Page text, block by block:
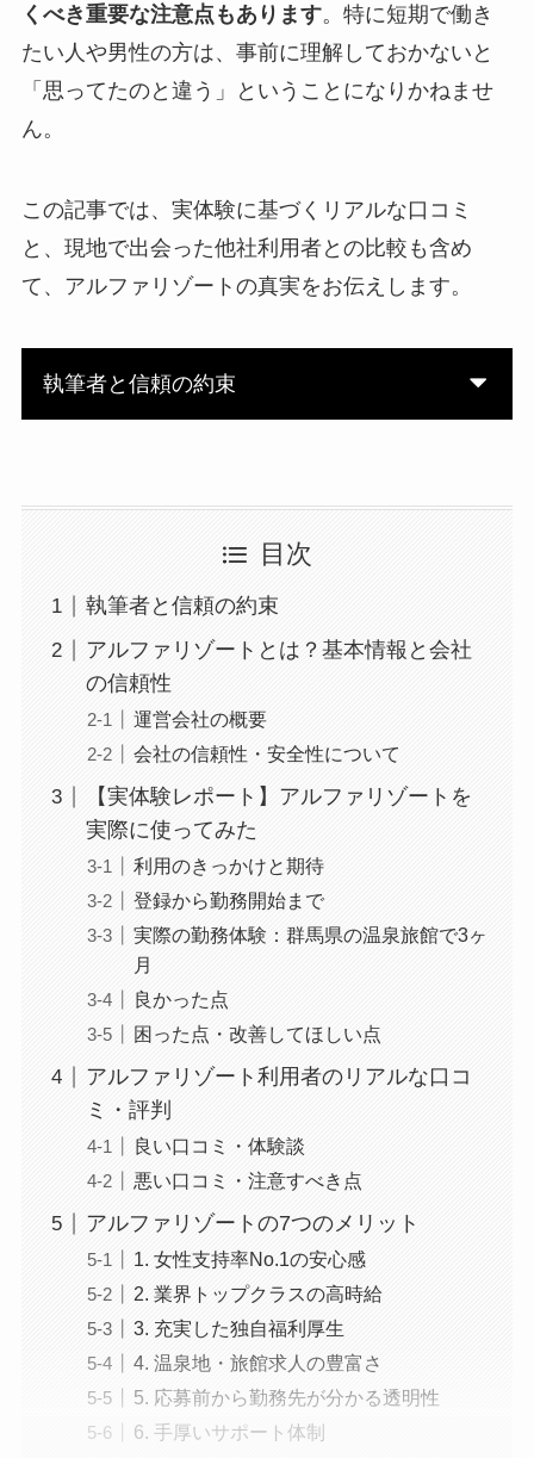
くべき重要な注意点もあります。特に短期で働き
たい人や男性の方は、事前に理解しておかないと
「思ってたのと違う」ということになりかねませ
ん。
この記事では、実体験に基づくリアルな口コミ
と、現地で出会った他社利用者との比較も含め
て、アルファリゾートの真実をお伝えします。
執筆者と信頼の約束
目次
執筆者と信頼の約束
アルファリゾートとは？基本情報と会社
の信頼性
運営会社の概要
会社の信頼性・安全性について
【実体験レポート】アルファリゾートを
実際に使ってみた
利用のきっかけと期待
登録から勤務開始まで
実際の勤務体験：群馬県の温泉旅館で3ヶ
月
良かった点
困った点・改善してほしい点
アルファリゾート利用者のリアルな口コ
ミ・評判
良い口コミ・体験談
悪い口コミ・注意すべき点
アルファリゾートの7つのメリット
1. 女性支持率No.1の安心感
2. 業界トップクラスの高時給
3. 充実した独自福利厚生
4. 温泉地・旅館求人の豊富さ
5. 応募前から勤務先が分かる透明性
6. 手厚いサポート体制